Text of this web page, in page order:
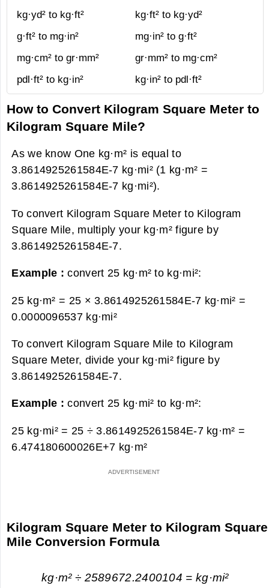
kg·yd² to kg·ft²
kg·ft² to kg·yd²
g·ft² to mg·in²
mg·in² to g·ft²
mg·cm² to gr·mm²
gr·mm² to mg·cm²
pdl·ft² to kg·in²
kg·in² to pdl·ft²
How to Convert Kilogram Square Meter to
Kilogram Square Mile?
As we know One kg·m² is equal to
3.8614925261584E-7 kg·mi² (1 kg·m² =
3.8614925261584E-7 kg·mi²).
To convert Kilogram Square Meter to Kilogram
Square Mile, multiply your kg·m² figure by
3.8614925261584E-7.
Example :convert 25 kg·m² to kg·mi²:
25 kg·m² = 25 × 3.8614925261584E-7 kg·mi² =
0.0000096537 kg·mi²
To convert Kilogram Square Mile to Kilogram
Square Meter, divide your kg·mi² figure by
3.8614925261584E-7.
Example :convert 25 kg·mi² to kg·m²:
25 kg·mi² = 25 ÷ 3.8614925261584E-7 kg·m² =
6.474180600026E+7 kg·m²
Kilogram Square Meter to Kilogram Square
Mile Conversion Formula
kg·m² ÷ 2589672.2400104 = kg·mi²